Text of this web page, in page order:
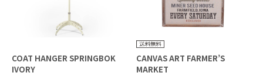
COAT HANGER SPRINGBOK
IVORY
CANVAS ART FARMER’S
MARKET